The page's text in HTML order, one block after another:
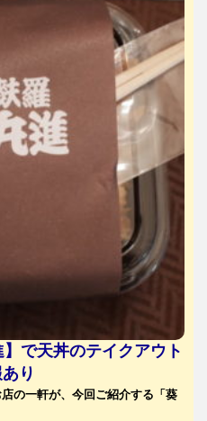
で天丼のテイクアウト
り
の一軒が、今回ご紹介する「葵